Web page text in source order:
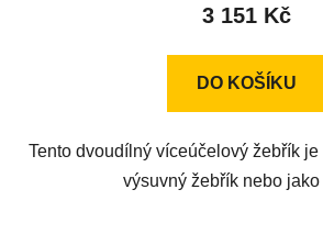
je
z
3 151 Kč
DO KOŠÍKU
Tento dvoudílný víceúčelový žebřík
výsuvný žebřík nebo jako